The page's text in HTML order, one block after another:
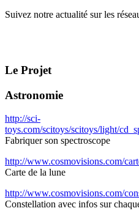
Suivez notre actualité sur les
Le Projet
Astronomie
http://sci-
toys.com/scitoys/scitoys/light/
Fabriquer son spectroscope
http://www.cosmovisions.com/
Carte de la lune
http://www.cosmovisions.com/
Constellation avec infos sur